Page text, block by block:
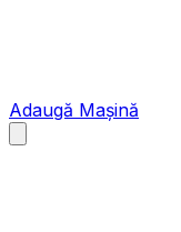
Adaugă Mașină